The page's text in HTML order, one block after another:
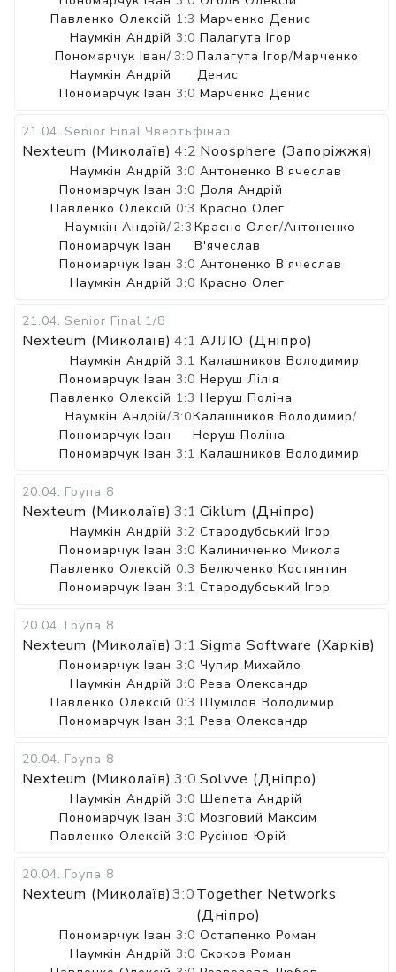
Павленко Олексій 1:3 Марченко Денис
Наумкін Андрій 3:0 Палагута Ігор
Пономарчук Іван/
Наумкін Андрій
3:0 Палагута Ігор/Марченко
Денис
Пономарчук Іван 3:0 Марченко Денис
21.04. Senior Final Чвертьфінал
Nexteum (Миколаїв) 4:2 Noosphere (Запоріжжя)
Наумкін Андрій 3:0 Антоненко В'ячеслав
Пономарчук Іван 3:0 Доля Андрій
Павленко Олексій 0:3 Красно Олег
Наумкін Андрій/
Пономарчук Іван
2:3 Красно Олег/Антоненко
В'ячеслав
Пономарчук Іван 3:0 Антоненко В'ячеслав
Наумкін Андрій 3:0 Красно Олег
21.04. Senior Final 1/8
Nexteum (Миколаїв) 4:1 АЛЛО (Дніпро)
Наумкін Андрій 3:1 Калашников Володимир
Пономарчук Іван 3:0 Неруш Лілія
Павленко Олексій 1:3 Неруш Поліна
Наумкін Андрій/
Пономарчук Іван
3:0Калашников Володимир/
Неруш Поліна
Пономарчук Іван 3:1 Калашников Володимир
20.04. Група 8
Nexteum (Миколаїв) 3:1 Ciklum (Дніпро)
Наумкін Андрій 3:2 Стародубський Ігор
Пономарчук Іван 3:0 Калиниченко Микола
Павленко Олексій 0:3 Белюченко Костянтин
Пономарчук Іван 3:1 Стародубський Ігор
20.04. Група 8
Nexteum (Миколаїв) 3:1 Sigma Software (Харків)
Пономарчук Іван 3:0 Чупир Михайло
Наумкін Андрій 3:0 Рева Олександр
Павленко Олексій 0:3 Шумілов Володимир
Пономарчук Іван 3:1 Рева Олександр
20.04. Група 8
Nexteum (Миколаїв) 3:0 Solvve (Дніпро)
Наумкін Андрій 3:0 Шепета Андрій
Пономарчук Іван 3:0 Мозговий Максим
Павленко Олексій 3:0 Русінов Юрій
20.04. Група 8
Nexteum (Миколаїв)3:0Together Networks
(Дніпро)
Пономарчук Іван 3:0 Остапенко Роман
Наумкін Андрій 3:0 Скоков Роман